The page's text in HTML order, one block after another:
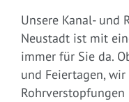
Unsere Kanal- und
Neustadt ist mit
immer für Sie da.
und Feiertagen,
Rohrverstopfungen